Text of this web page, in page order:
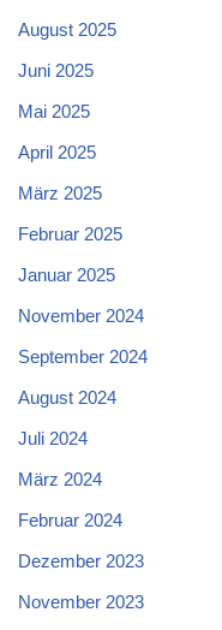
August 2025
Juni 2025
Mai 2025
April 2025
März 2025
Februar 2025
Januar 2025
November 2024
September 2024
August 2024
Juli 2024
März 2024
Februar 2024
Dezember 2023
November 2023